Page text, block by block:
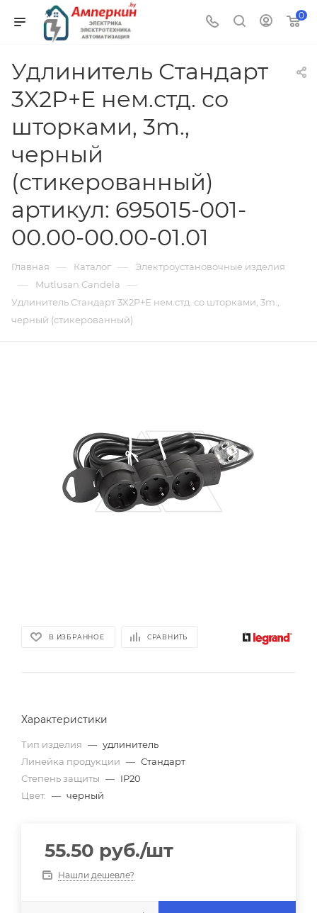
0
Удлинитель Стандарт
3X2P+E нем.стд. со
шторками, 3m.,
черный
(стикерованный)
артикул: 695015-001-
00.00-00.00-01.01
Главная — Каталог — Электроустановочные изделия
— Mutlusan Candela —
Удлинитель Стандарт 3X2P+E нем.стд. со шторками, 3m.,
черный (стикерованный)
В ИЗБРАННОЕ СРАВНИТЬ
Характеристики
Тип изделия — удлинитель
Линейка продукции — Стандарт
Степень защиты — IP20
Цвет.
— черный
55.50 руб./шт
Нашли дешевле?